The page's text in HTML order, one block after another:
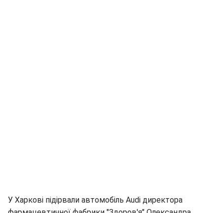
У Харкові підірвали автомобіль Audi директора